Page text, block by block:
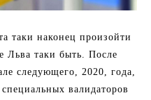
таки наконец произойти
Льва таки быть. После
следующего, 2020, года,
валидаторов